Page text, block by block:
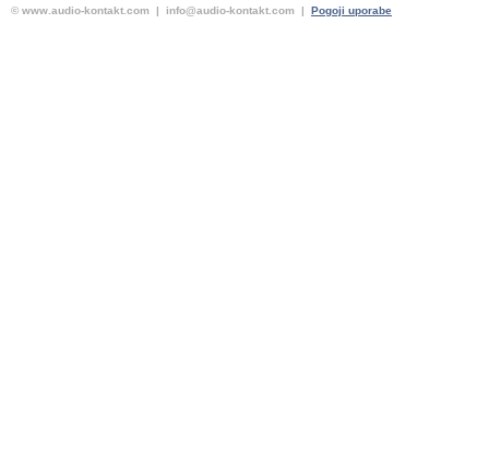
© www.audio-kontakt.com | info@audio-kontakt.com | Pogoji uporabe